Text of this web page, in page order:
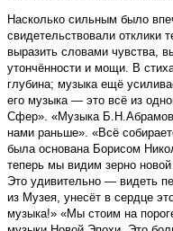
Насколько сильным было
свидетельствовали отклики
выразить словами чувства,
утончённости и мощи. В
глубина; музыка ещё
его музыка — это всё из
Сфер». «Музыка
нами раньше». «Всё
была основана Борисом
теперь мы видим зерно
Это удивительно — видеть
из Музея, унесёт в сердце
музыка!» «Мы стоим на